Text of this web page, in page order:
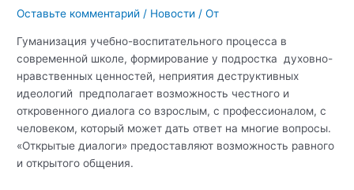
Оставьте комментарий / Новости / От
Гуманизация учебно-воспитательного процесса в
современной школе, формирование у подростка духовно-
нравственных ценностей, неприятия деструктивных
идеологий предполагает возможность честного и
откровенного диалога со взрослым, с профессионалом, с
человеком, который может дать ответ на многие вопросы.
«Открытые диалоги» предоставляют возможность равного
и открытого общения.